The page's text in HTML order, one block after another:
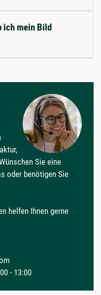
ich mein Bild
Sie eine
oder benötigen Sie
helfen Ihnen gerne
- 13:00